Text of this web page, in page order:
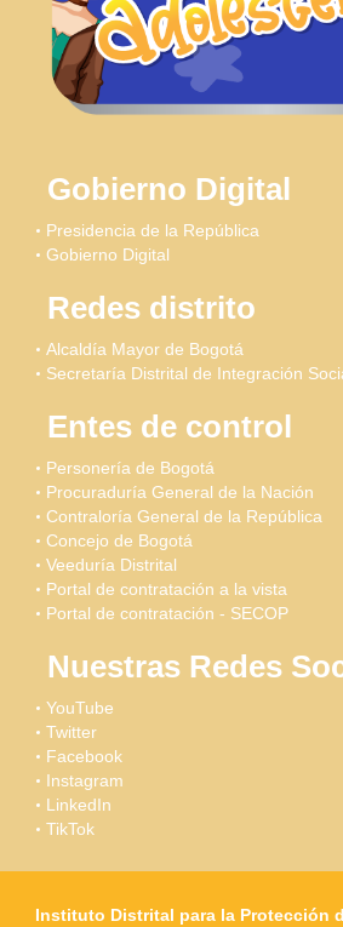
Gobierno Digital
Presidencia de la República
Gobierno Digital
Redes distrito
Alcaldía Mayor de Bogotá
Secretaría Distrital de Integración
Entes de control
Personería de Bogotá
Procuraduría General de la Nación
Contraloría General de la República
Concejo de Bogotá
Veeduría Distrital
Portal de contratación a la vista
Portal de contratación - SECOP
Nuestras Redes
YouTube
Twitter
Facebook
Instagram
LinkedIn
TikTok
Instituto Distrital para la Protección